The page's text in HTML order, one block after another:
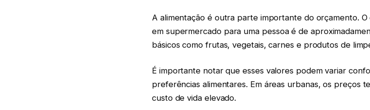
A alimentação é outra parte importante do orçamento.
em supermercado para uma pessoa é de
básicos como frutas, vegetais, carnes e produtos de
É importante notar que esses valores podem variar
preferências alimentares. Em áreas urbanas, os preços
custo de vida elevado.